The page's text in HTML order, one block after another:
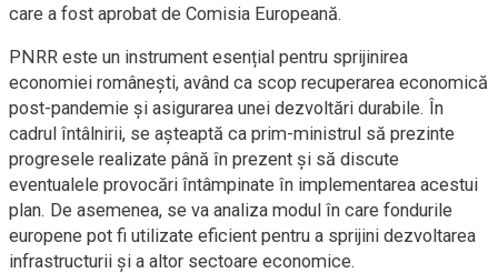
care a fost aprobat de Comisia Europeană.
PNRR este un instrument esențial pentru sprijinirea
economiei românești, având ca scop recuperarea economică
post-pandemie și asigurarea unei dezvoltări durabile. În
cadrul întâlnirii, se așteaptă ca prim-ministrul să prezinte
progresele realizate până în prezent și să discute
eventualele provocări întâmpinate în implementarea acestui
plan. De asemenea, se va analiza modul în care fondurile
europene pot fi utilizate eficient pentru a sprijini dezvoltarea
infrastructurii și a altor sectoare economice.